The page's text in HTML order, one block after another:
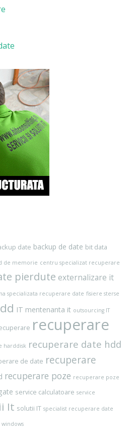
date backup de date bit data
de memorie centru specializat recuperare
pierdute externalizare it
specializata recuperare date fisiere sterse
IT mentenanta it outsourcing IT
recuperare
harddisk recuperare date hdd
de date recuperare
recuperare poze recuperare poze
service calculatoare service
It solutii IT specialist recuperare date
windows